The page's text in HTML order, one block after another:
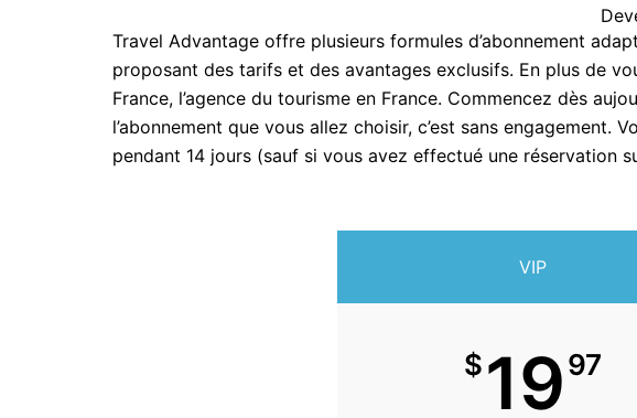
Travel Advantage offre plusieurs formules d’abonnement
proposant des tarifs et des avantages exclusifs. En plus de
France, l’agence du tourisme en France. Commencez dès
l’abonnement que vous allez choisir, c’est sans
pendant 14 jours (sauf si vous avez effectué une réservation
VIP
$1997